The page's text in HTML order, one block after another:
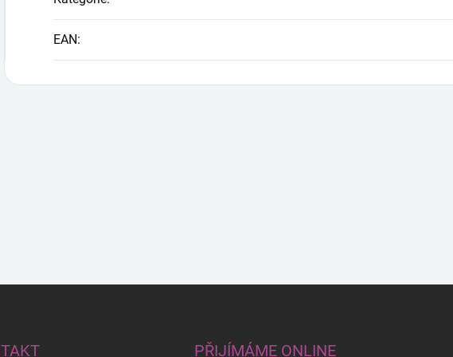
EAN:
PŘIJÍMÁME ONLINE